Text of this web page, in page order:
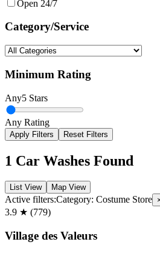
Open 24/7
Category/Service
Minimum Rating
Any5 Stars
Any Rating
Apply Filters Reset Filters
1 Car Washes Found
List View Map View
Active filters:Category: Costume Store
3.9 ★ (779)
Village des Valeurs